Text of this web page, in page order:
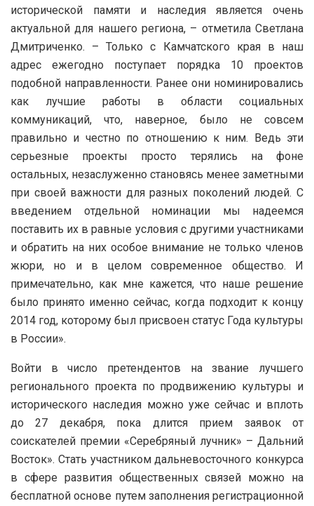
исторической памяти и наследия является очень
актуальной для нашего региона, – отметила Светлана
Дмитриченко. – Только с Камчатского края в наш
адрес ежегодно поступает порядка 10 проектов
подобной направленности. Ранее они номинировались
как лучшие работы в области социальных
коммуникаций, что, наверное, было не совсем
правильно и честно по отношению к ним. Ведь эти
серьезные проекты просто терялись на фоне
остальных, незаслуженно становясь менее заметными
при своей важности для разных поколений людей. С
введением отдельной номинации мы надеемся
поставить их в равные условия с другими участниками
и обратить на них особое внимание не только членов
жюри, но и в целом современное общество. И
примечательно, как мне кажется, что наше решение
было принято именно сейчас, когда подходит к концу
2014 год, которому был присвоен статус Года культуры
в России».
Войти в число претендентов на звание лучшего
регионального проекта по продвижению культуры и
исторического наследия можно уже сейчас и вплоть
до 27 декабря, пока длится прием заявок от
соискателей премии «Серебряный лучник» – Дальний
Восток». Стать участником дальневосточного конкурса
в сфере развития общественных связей можно на
бесплатной основе путем заполнения регистрационной